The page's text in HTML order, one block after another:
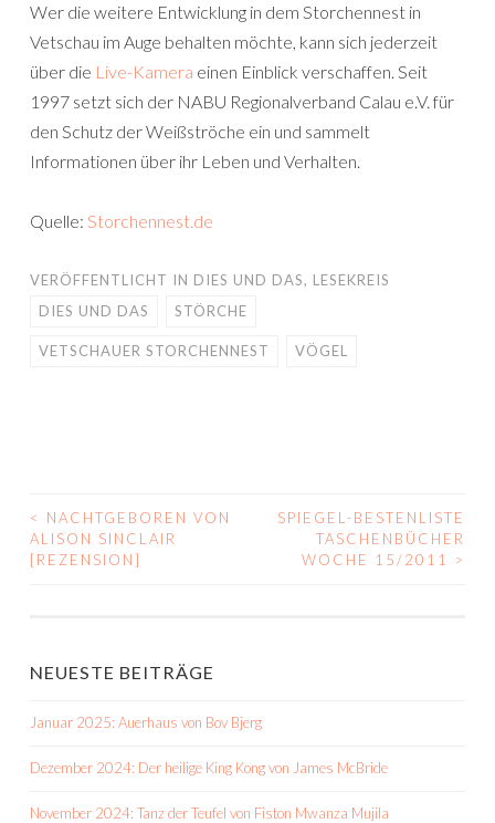
Wer die weitere Entwicklung in dem Storchennest in
Vetschau im Auge behalten möchte, kann sich jederzeit
über die Live-Kamera einen Einblick verschaffen. Seit
1997 setzt sich der NABU Regionalverband Calau e.V. für
den Schutz der Weißströche ein und sammelt
Informationen über ihr Leben und Verhalten.
Quelle: Storchennest.de
VERÖFFENTLICHT IN DIES UND DAS, LESEKREIS
DIES UND DAS
STÖRCHE
VETSCHAUER STORCHENNEST VÖGEL
BEITRAGS-
NAVIGATION
<
NACHTGEBOREN VON
ALISON SINCLAIR
[REZENSION]
SPIEGEL-BESTENLISTE
TASCHENBÜCHER
WOCHE 15/2011
>
NEUESTE BEITRÄGE
Januar 2025: Auerhaus von Bov Bjerg
Dezember 2024: Der heilige King Kong von James McBride
November 2024: Tanz der Teufel von Fiston Mwanza Mujila